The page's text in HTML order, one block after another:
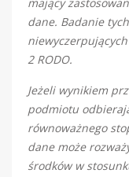
dane. Badanie
2 RODO.
Jeżeli wynikiem
podmiotu
równoważnego
dane może
środków w